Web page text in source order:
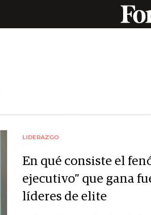
LIDERAZGO
En qué consiste el
ejecutivo” que gana
líderes de elite